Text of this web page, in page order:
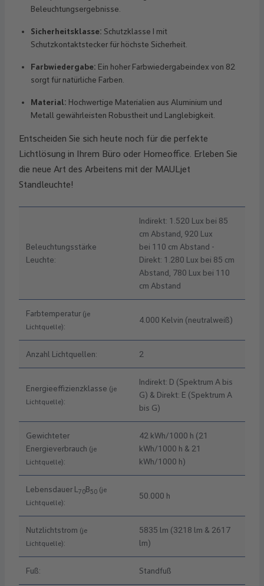
Beleuchtungsergebnisse.
Sicherheitsklasse: Schutzklasse I mit
Schutzkontaktstecker für höchste Sicherheit.
Farbwiedergabe: Ein hoher Farbwiedergabeindex von 82
sorgt für natürliche Farben.
Material: Hochwertige Materialien aus Aluminium und
Metall gewährleisten Robustheit und Langlebigkeit.
Entscheiden Sie sich heute noch für die perfekte
Lichtlösung in Ihrem Büro oder Homeoffice. Erleben Sie
die neue Art des Arbeitens mit der MAULjet
Standleuchte!
Beleuchtungsstärke
Leuchte:
Indirekt: 1.520 Lux bei 85
cm Abstand, 920 Lux
bei 110 cm Abstand -
Direkt: 1.280 Lux bei 85 cm
Abstand, 780 Lux bei 110
cm Abstand
Farbtemperatur (je
Lichtquelle):
4.000 Kelvin (neutralweiß)
Anzahl Lichtquellen: 2
Energieeffizienzklasse (je
Lichtquelle):
Indirekt: D (Spektrum A bis
G) & Direkt: E (Spektrum A
bis G)
Gewichteter
Energieverbrauch (je
Lichtquelle):
42 kWh/1000 h (21
kWh/1000 h & 21
kWh/1000 h)
Lebensdauer L 70B50 (je
Lichtquelle):
50.000 h
Nutzlichtstrom (je
Lichtquelle):
5835 lm (3218 lm & 2617
lm)
Fuß: Standfuß